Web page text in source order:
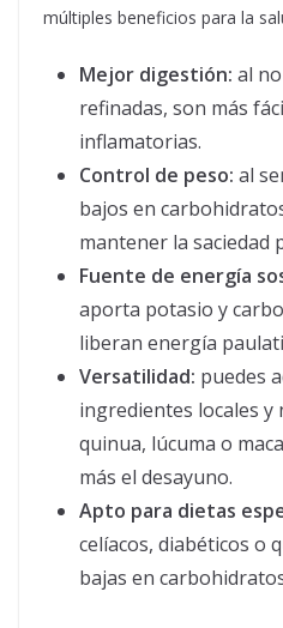
múltiples beneficios para la
Mejor digestión: al
refinadas, son más
inflamatorias.
Control de peso: al
bajos en
mantener la saciedad
Fuente de energía
aporta potasio y
liberan energía
Versatilidad: puedes
ingredientes locales
quinua, lúcuma o
más el desayuno.
Apto para dietas
celíacos, diabéticos o
bajas en